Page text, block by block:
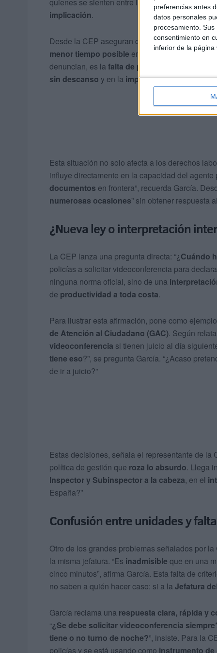
preferencias antes
datos personales
procesamiento.
consentimiento en
inferior de la página
quienes se sienten entre la espada y la pared,
implicación.
Desde la CEP aseguran que la única prioridad
menor tiempo posible en cualquier actividad
denuncian, es la falta de personal
sin descanso y en la imposibilidad de
Esta situación no solo afecta a los derechos
influye directamente en la capacidad del
documentos en frontera”, recuerda García.
numerosas ocasiones” sin obtener respuesta
¿Nueva ley o interpretación
La CEP lanza una pregunta directa: “¿ Cuándo
policías a solicitar videoconferencia para
ninguna norma oficial, sino de una
de productividad a toda costa.
Para ilustrar esta afirmación, pone como
de Atención al Ciudadano (GAC). Según
videoconferencia si tienen juicio al día
tiene eso?”, se pregunta García. “¿Acaso
de ir a juicio?”
Estas decisiones, señala el representante de la
política de gestión que roza lo absurdo. Llega
Inspector y Subinspector a la cabeza, en el
España?”
Confusión entre unidades y
Otro de los grandes problemas señalados por la
la misma jefatura. “Es inadmisible que en una
cinco minutos”, afirma García. Esta falta de
no saben a quién hacer caso: si a la Jefatura
García reclama una respuesta clara, rápida y
“¿Se debe solicitar videoconferencia
tiene o no turno de noche?”, insiste. Para la
policías y se está usando como instrumento